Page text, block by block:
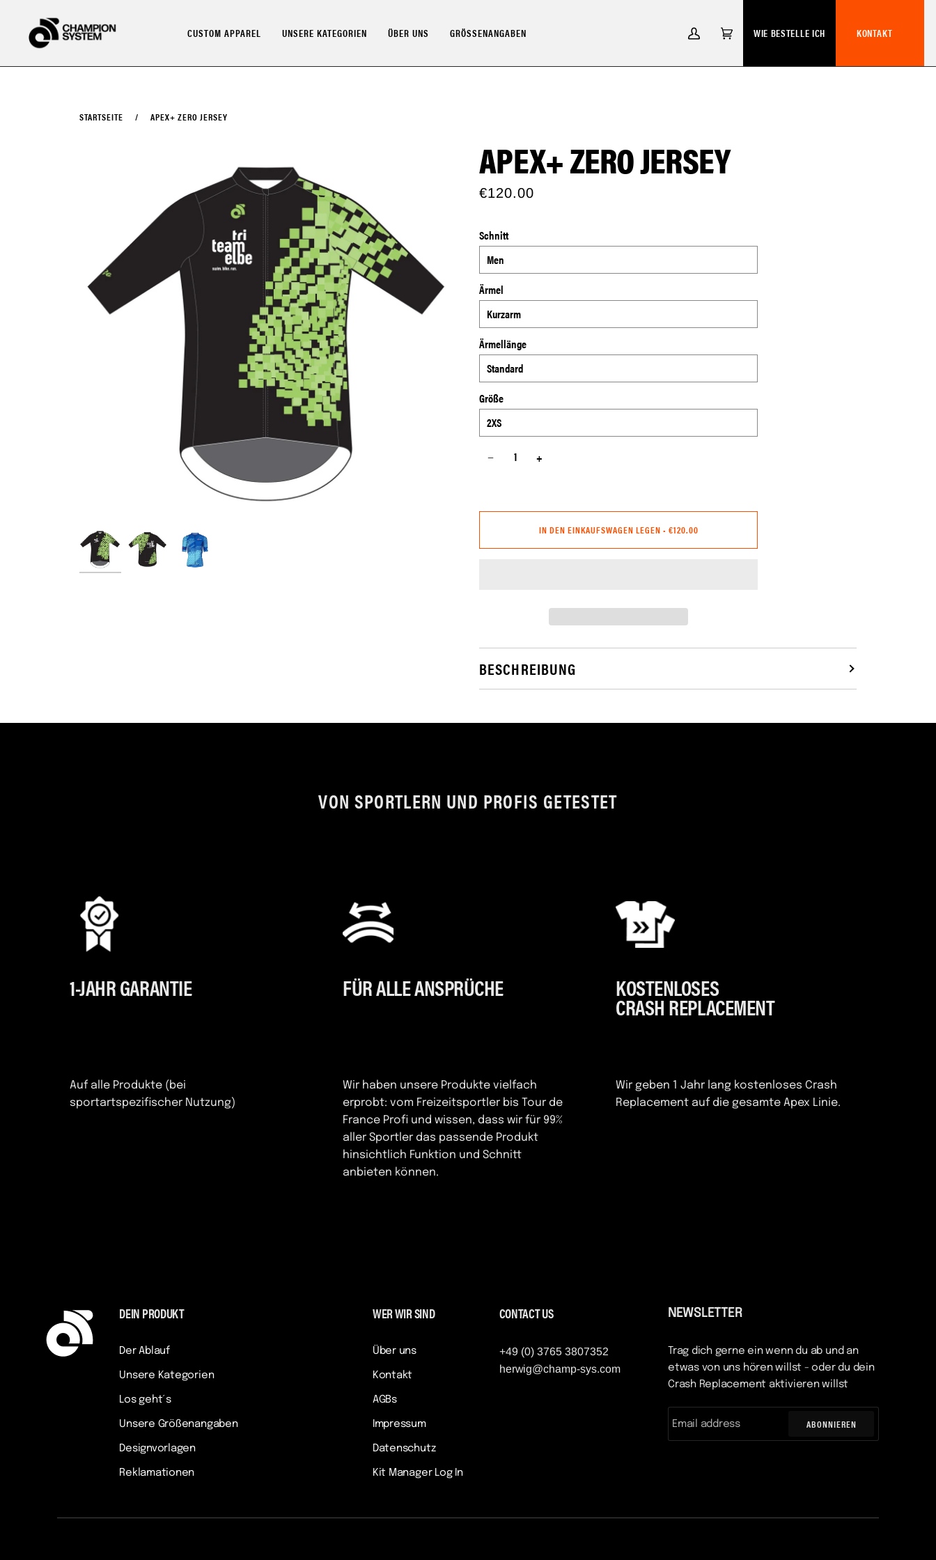
CUSTOM APPAREL UNSERE KATEGORIEN ÜBER UNS GRÖSSENANGABEN
MEIN
EINKAUFSWAGEN
(0) WIE BESTELLE ICH KONTAKT
STARTSEITE / APEX+ ZERO JERSEY
APEX+ ZERO JERSEY
€120.00
Schnitt
Ärmel
Ärmellänge
Größe
− +
IN DEN EINKAUFSWAGEN LEGEN • €120.00
BESCHREIBUNG
VON SPORTLERN UND PROFIS GETESTET
1-JAHR GARANTIE
Auf alle Produkte (bei
sportartspezifischer Nutzung)
FÜR ALLE ANSPRÜCHE
Wir haben unsere Produkte vielfach
erprobt: vom Freizeitsportler bis Tour de
France Profi und wissen, dass wir für 99%
aller Sportler das passende Produkt
hinsichtlich Funktion und Schnitt
anbieten können.
KOSTENLOSES
CRASH REPLACEMENT
Wir geben 1 Jahr lang kostenloses Crash
Replacement auf die gesamte Apex Linie.
DEIN PRODUKT
Der Ablauf
Unsere Kategorien
Los geht´s
Unsere Größenangaben
Designvorlagen
Reklamationen
WER WIR SIND
Über uns
Kontakt
AGBs
Impressum
Datenschutz
Kit Manager Log In
CONTACT US
+49 (0) 3765 3807352
herwig@champ-sys.com
NEWSLETTER
Trag dich gerne ein wenn du ab und an
etwas von uns hören willst - oder du dein
Crash Replacement aktivieren willst
ABONNIEREN